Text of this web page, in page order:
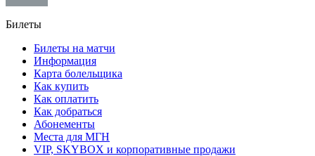
Билеты
Билеты на матчи
Информация
Карта болельщика
Как купить
Как оплатить
Как добраться
Абонементы
Места для МГН
VIP, SKYBOX и корпоративные продажи